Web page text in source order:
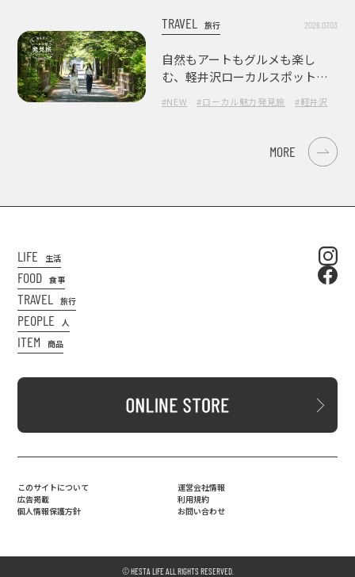
TRAVEL 旅行 2026.07.03
自然もアートもグルメも楽し
む、軽井沢ローカルスポット巡
#NEW #ローカル魅力発見旅 #軽井沢
MORE
LIFE 生活
FOOD 食事
TRAVEL 旅行
PEOPLE 人
ITEM 商品
このサイトについて
広告掲載
個人情報保護方針
運営会社情報
利用規約
お問い合わせ
© HESTA LIFE ALL RIGHTS RESERVED.